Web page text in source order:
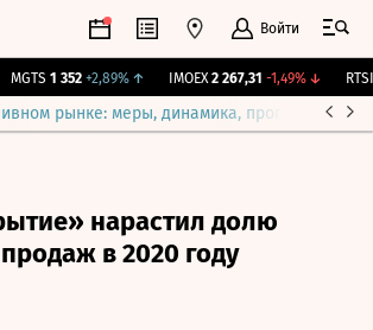
Войти
MGTS 1 352 +2,89%↑ IMOEX 2 267,31 -1,49%↓ RTSI
рынке: меры, динамика, прогнозы
нарастил долю
в 2020 году